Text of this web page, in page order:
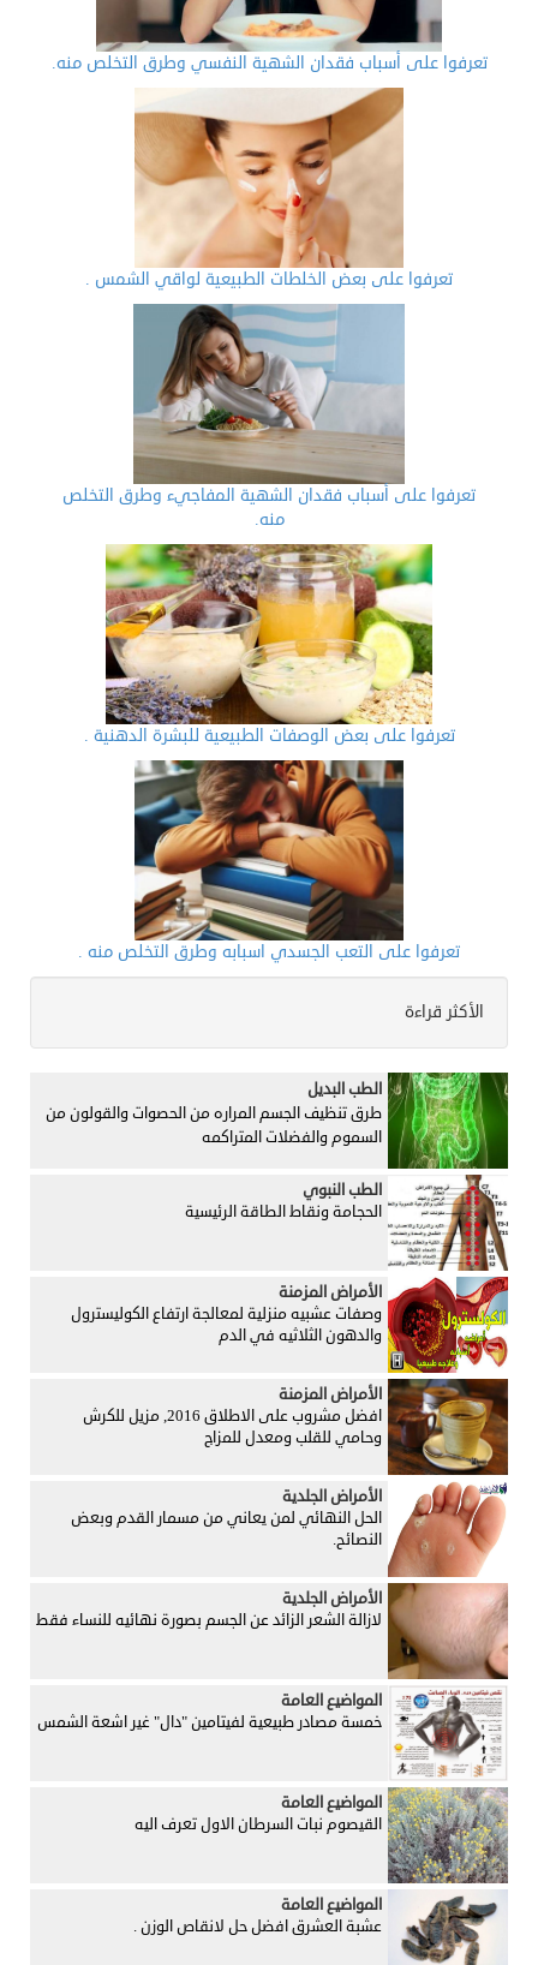
تعرفوا على أسباب فقدان الشهية النفسي وطرق التخلص منه.
تعرفوا على بعض الخلطات الطبيعية لواقي الشمس .
تعرفوا على أسباب فقدان الشهية المفاجيء وطرق التخلص
منه.
تعرفوا على بعض الوصفات الطبيعية للبشرة الدهنية .
تعرفوا على التعب الجسدي اسبابه وطرق التخلص منه .
الأكثر قراءة
الطب البديل
طرق تنظيف الجسم المراره من الحصوات والقولون من
السموم والفضلات المتراكمه
الطب النبوي
الحجامة ونقاط الطاقة الرئيسية
الأمراض المزمنة
وصفات عشبيه منزلية لمعالجة ارتفاع الكوليسترول
والدهون الثلاثيه في الدم
الأمراض المزمنة
افضل مشروب على الاطلاق 2016, مزيل للكرش
وحامي للقلب ومعدل للمزاج
الأمراض الجلدية
الحل النهائي لمن يعاني من مسمار القدم وبعض
النصائح.
الأمراض الجلدية
لازالة الشعر الزائد عن الجسم بصورة نهائيه للنساء فقط
المواضيع العامة
خمسة مصادر طبيعية لفيتامين "دال" غير اشعة الشمس
المواضيع العامة
القيصوم نبات السرطان الاول تعرف اليه
المواضيع العامة
عشبة العشرق افضل حل لانقاص الوزن .